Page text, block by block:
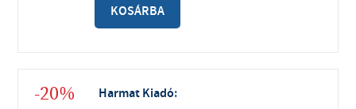
KOSÁRBA
-20% Harmat Kiadó: